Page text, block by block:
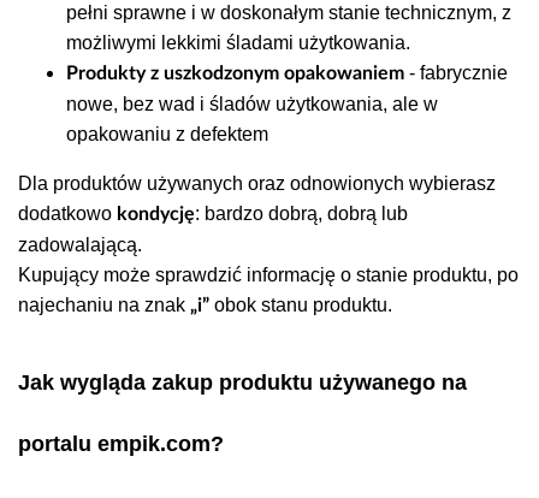
pełni sprawne i w doskonałym stanie technicznym, z
możliwymi lekkimi śladami użytkowania.
Produkty z uszkodzonym opakowaniem - fabrycznie
nowe, bez wad i śladów użytkowania, ale w
opakowaniu z defektem
Dla produktów używanych oraz odnowionych wybierasz
dodatkowo kondycję: bardzo dobrą, dobrą lub
zadowalającą.
Kupujący może sprawdzić informację o stanie produktu, po
najechaniu na znak „i” obok stanu produktu.
Jak wygląda zakup produktu używanego na
portalu empik.com?